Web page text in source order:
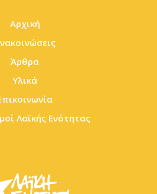
Αρχική
Άρθρα
Υλικά
Λαϊκής Ενότητας